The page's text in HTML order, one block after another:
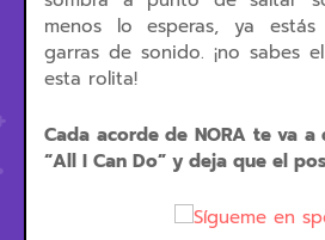
menos lo esperas, ya
garras de sonido. ¡no sabes
esta rolita!
Cada acorde de NORA te va a
“All I Can Do” y deja que el